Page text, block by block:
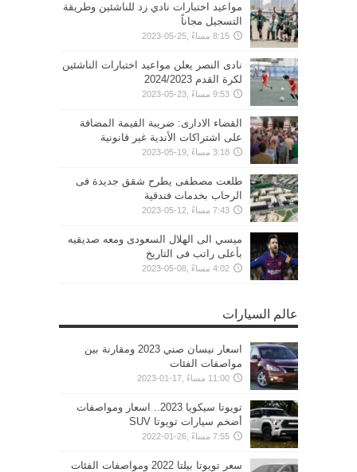
مواعيد اختبارات نادي زد للناشئين وطريقة
التسجيل مجاناً
8:15 مساءً ,25-05-2023
نادى النصر يعلن مواعيد اختبارات الناشئين
لكرة القدم 2024/2023
9:53 مساءً ,23-05-2023
القضاء الادارى: ضريبة القيمة المضافة
على اشتراكات الأندية غير قانونية
3:18 مساءً ,19-05-2023
طلعت مصطفى يطرح شقق جديدة فى
الرحاب بخدمات فندقية
7:43 مساءً ,12-05-2023
ميسي الى الهلال السعودى ومعه صديقيه
بأعلى راتب فى التاريخ
4:02 مساءً ,08-05-2023
عالم السيارات
اسعار نيسان صني 2023 ومقارنة بين
مواصفات الفئات
11:00 مساءً ,17-01-2023
تويوتا سيكويا 2023.. اسعار ومواصفات
أضخم سيارات تويوتا SUV
7:55 مساءً ,26-01-2022
سعر تويوتا بيلتا 2022 ومواصفات الفئات